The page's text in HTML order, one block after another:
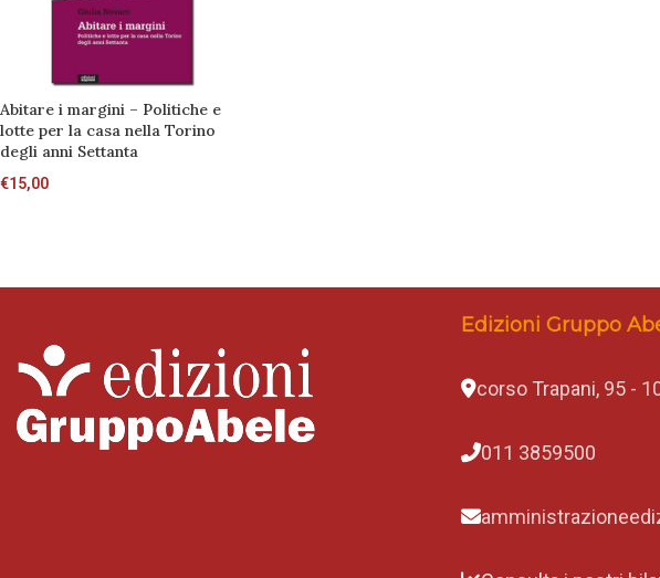
Abitare i margini – Politiche e
lotte per la casa nella Torino
degli anni Settanta
€15,00
Edizioni Gruppo
corso Trapani, 95 -
011 3859500